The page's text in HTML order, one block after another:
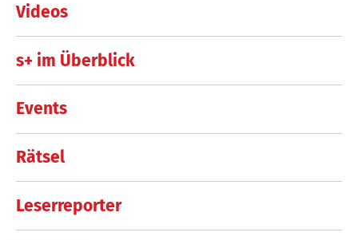
Videos
s+ im Überblick
Events
Rätsel
Leserreporter